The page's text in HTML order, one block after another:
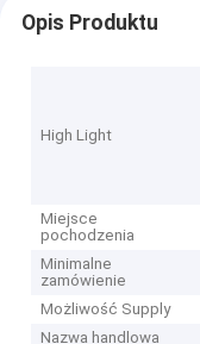
Opis Produktu
High Light
Miejsce
pochodzenia
Minimalne
zamówienie
Możliwość Supply
Nazwa handlowa